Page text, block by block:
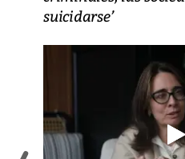
suicidarse’